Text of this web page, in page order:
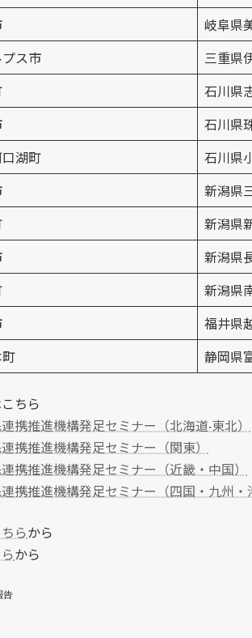
岐阜県
ス市 三重県
石川県
石川県
湖町 石川県
新潟県
新潟県
新潟県
新潟県
福井県
静岡県
ちら
携推進機構発足セミナー（北海道·東北）
携推進機構発足セミナー（関東）
携推進機構発足セミナー（近畿・中国）
携推進機構発足セミナー（四国・九州・
ちらから
から
告